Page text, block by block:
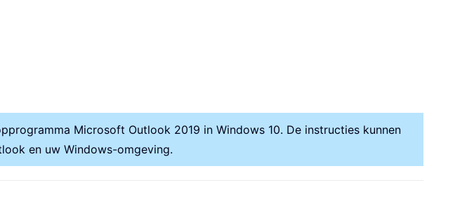
Microsoft Outlook 2019 in Windows 10. De instructies kunnen
en uw Windows-omgeving.